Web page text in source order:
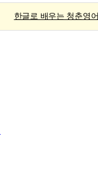
한글로 배우는 청춘영어